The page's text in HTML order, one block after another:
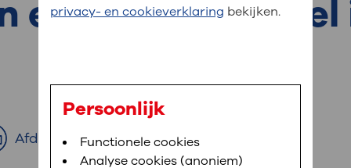
navigatie
bent u naar op
,MijnOLVG,Digitalisering
medische gegevens
In MijnOLVG kunt u uw medische
het u uitkomt. OLVG breidt MijnOLVG
een zenuwwortel
Afdrukken
privacy- en cookieverklaring bekijken.
Persoonlijk
Functionele cookies
Analyse cookies (anoniem)